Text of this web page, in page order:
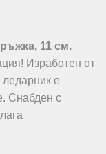
11 см.
Изработен от
е
Снабден с